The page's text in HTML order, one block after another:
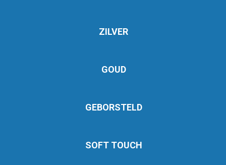
ZILVER
GOUD
GEBORSTELD
SOFT TOUCH